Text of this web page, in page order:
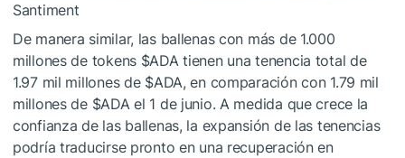
Santiment
De manera similar, las ballenas con más de 1.000
millones de tokens $ADAtienen una tenencia total de
1.97 mil millones de $ADA, en comparación con 1.79 mil
millones de $ADAel 1 de junio. A medida que crece la
confianza de las ballenas, la expansión de las tenencias
podría traducirse pronto en una recuperación en